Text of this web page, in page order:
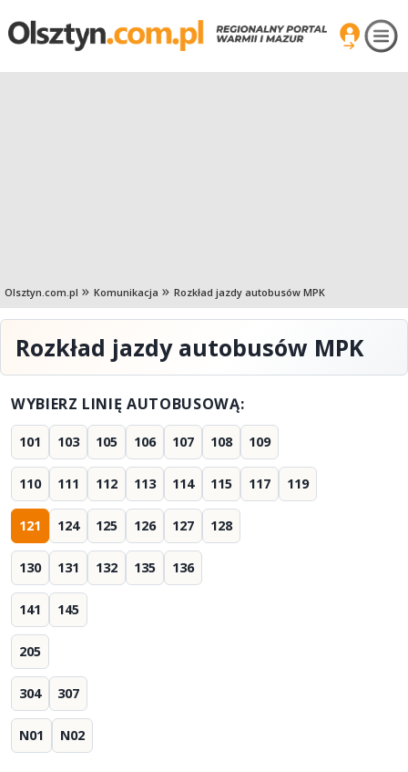
Olsztyn.com.pl Komunikacja Rozkład jazdy autobusów MPK
Rozkład jazdy autobusów MPK
WYBIERZ LINIĘ AUTOBUSOWĄ:
101 103 105 106 107 108 109
110 111 112 113 114 115 117 119
121 124 125 126 127 128
130 131 132 135 136
141 145
205
304 307
N01 N02